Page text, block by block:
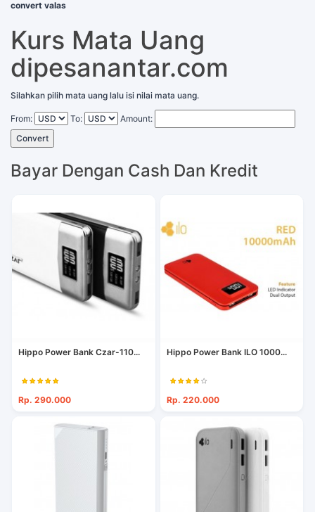
convert valas
Kurs Mata Uang
dipesanantar.com
Silahkan pilih mata uang lalu isi nilai mata uang.
From: To:
Amount:
Convert
Bayar Dengan Cash Dan Kredit
Hippo Power Bank Czar-110...
Rp. 290.000
Hippo Power Bank ILO 1000...
Rp. 220.000